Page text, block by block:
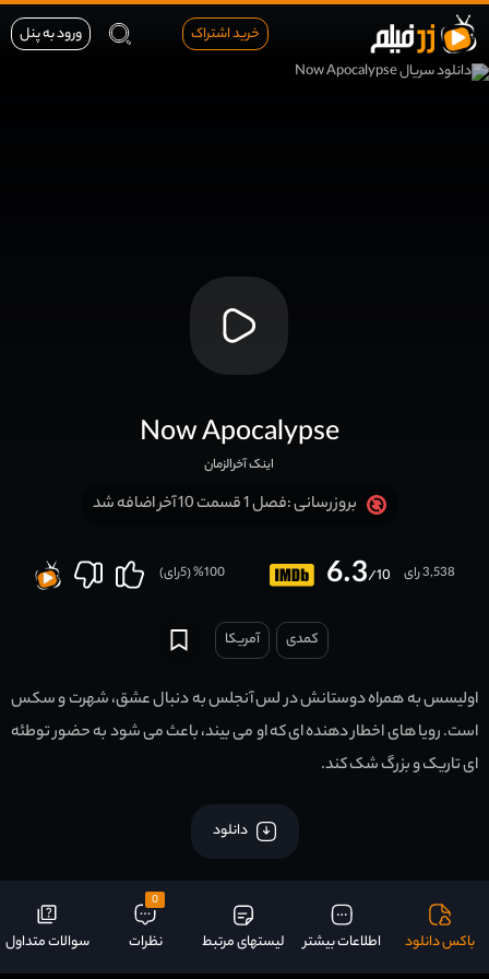
خرید اشتراک ورود به پنل
Now Apocalypse
اینک آخرالزمان
بروزرسانی :فصل 1 قسمت 10 آخر اضافه شد
6.3/10 3,538 رای 100
% (
5رای)
کمدی آمریکا
اولیسس به همراه دوستانش در لس آنجلس به دنبال عشق، شهرت و سکس
است. رویا های اخطار دهنده ای که او می بیند، باعث می شود به حضور توطئه
ای تاریک و بزرگ شک کند.
دانلود
باکس دانلود اطلاعات بیشتر لیستهای مرتبط
0
نظرات سوالات متداول